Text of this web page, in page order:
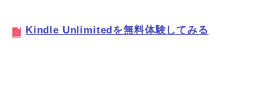
Kindle Unlimitedを無料体験してみる